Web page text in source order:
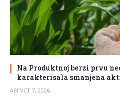
Na Produktnoj berzi prvu
karakterisala smanjena
АВГУСТ 7, 2026